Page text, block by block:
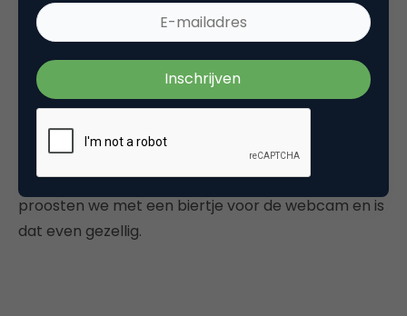
Wat is het grootste voordeel van de manier
waarop je werkt?
Geen stress, ik hoef niet in het verkeer te zitten, je
ziet elkaar online, 5 minuutjes later iets doen is
prima. Geen stress is echt een groot voordeel. En
als je een beetje affiniteit met IT hebt, maakt het
ook niet uit dat je elkaar niet in het echt ziet, soms
proosten we met een biertje voor de webcam en is
dat even gezellig.